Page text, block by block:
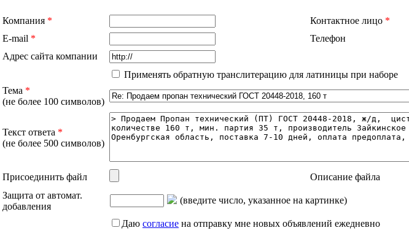
Компания * Контактное лицо *
E-mail *
Телефон
Адрес сайта компании
Применять обратную транслитерацию для латиницы при наборе
Тема *
(не более 100 символов)
Текст ответа *
(не более 500 символов)
Присоединить файл
Описание файла
Защита от автомат.
добавления
(введите число, указанное на картинке)
Даю согласие на отправку мне новых объявлений ежедневно